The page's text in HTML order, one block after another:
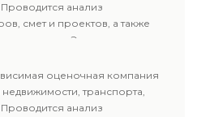
процессов.
анализ
смет и проектов, а также
Эксперты
имущества и
соответствуют
и используются для
процессов.
оценочная компания
транспорта,
анализ